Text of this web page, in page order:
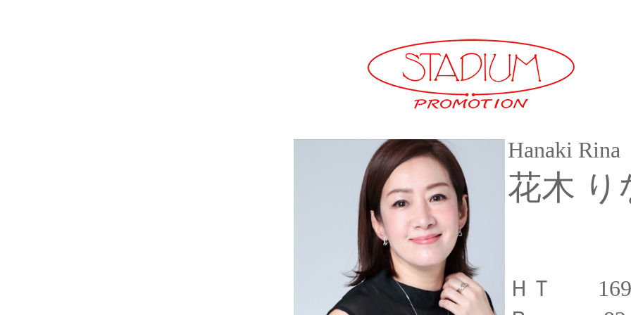
Hanaki Rina
花木 り
ＨＴ 169